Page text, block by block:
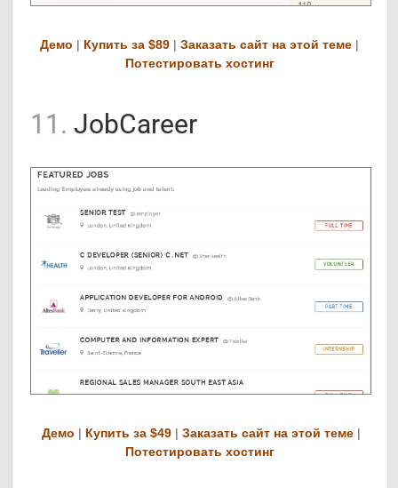
Демо | Купить за $89 |Заказать сайт на этой теме |
Потестировать хостинг
11. JobCareer
Демо | Купить за $49 |Заказать сайт на этой теме |
Потестировать хостинг